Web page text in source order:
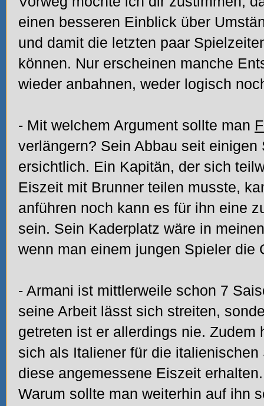
einen besseren Einblick über
und damit die letzten paar
können. Nur erscheinen manche
wieder anbahnen, weder logisch
- Mit welchem Argument sollte man
verlängern? Sein Abbau seit einigen
ersichtlich. Ein Kapitän, der sich
Eiszeit mit Brunner teilen musste,
anführen noch kann es für ihn eine
sein. Sein Kaderplatz wäre in
wenn man einem jungen Spieler die
- Armani ist mittlerweile schon 7
seine Arbeit lässt sich streiten,
getreten ist er allerdings nie. Zudem
sich als Italiener für die
diese angemessene Eiszeit
Warum sollte man weiterhin auf ihn